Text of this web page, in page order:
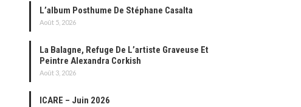
L’album Posthume De Stéphane Casalta
Août 5, 2026
La Balagne, Refuge De L’artiste Graveuse Et
Peintre Alexandra Corkish
Août 3, 2026
ICARE – Juin 2026